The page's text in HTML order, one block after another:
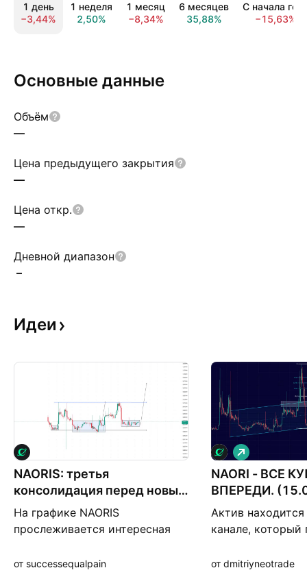
1 день
−3,44%
1 неделя
2,50%
1 месяц
−8,34%
6 месяцев
35,88%
С начала
−15,63%
Основные данные
Объём
—
Цена предыдущего закрытия
—
Цена откр.
—
Дневной диапазон
–
Идеи
NAORIS: третья
консолидация перед новым
импульсом?
На графике NAORIS
прослеживается интересная
каждого длительного
от successequalpain
NAORI - ВСЕ
ВПЕРЕДИ.
Актив
канале, который
что мы
Д
л
и
н
н
я
от dmitriyneotrade